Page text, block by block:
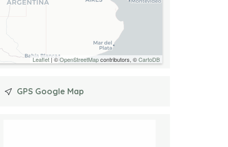
Leaflet| ©OpenStreetMapcontributors, ©CartoDB
GPS Google Map